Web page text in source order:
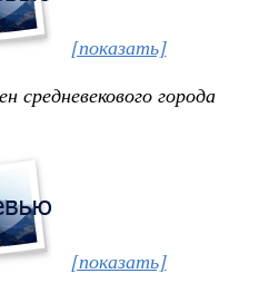
[показать]
средневекового города
[показать]